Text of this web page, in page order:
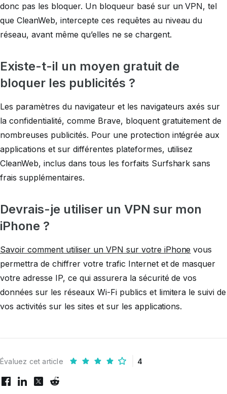
donc pas les bloquer. Un bloqueur basé sur un VPN, tel
que CleanWeb, intercepte ces requêtes au niveau du
réseau, avant même qu’elles ne se chargent.
Existe-t-il un moyen gratuit de
bloquer les publicités ?
Les paramètres du navigateur et les navigateurs axés sur
la confidentialité, comme Brave, bloquent gratuitement de
nombreuses publicités. Pour une protection intégrée aux
applications et sur différentes plateformes, utilisez
CleanWeb, inclus dans tous les forfaits Surfshark sans
frais supplémentaires.
Devrais-je utiliser un VPN sur mon
iPhone ?
Savoir comment utiliser un VPN sur votre iPhone vous
permettra de chiffrer votre trafic Internet et de masquer
votre adresse IP, ce qui assurera la sécurité de vos
données sur les réseaux Wi-Fi publics et limitera le suivi de
vos activités sur les sites et sur les applications.
Évaluez cet article 4